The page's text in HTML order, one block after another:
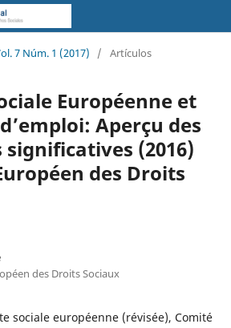
7 Núm. 1 (2017) / Artículos
Européenne et
Aperçu des
significatives (2016)
des Droits
des Droits Sociaux
sociale européenne (révisée), Comité